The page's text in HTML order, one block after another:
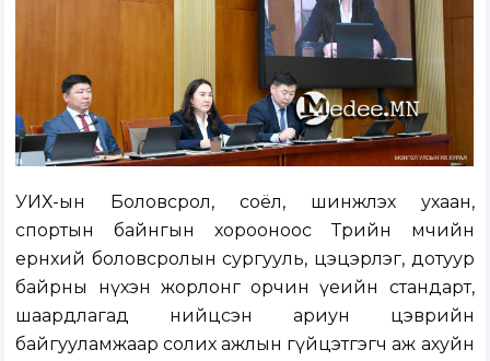
УИХ-ын Боловсрол, соёл, шинжлэх ухаан,
спортын байнгын хорооноос Төрийн өмчийн
ерөнхий боловсролын сургууль, цэцэрлэг, дотуур
байрны нүхэн жорлонг орчин үеийн стандарт,
шаардлагад нийцсэн ариун цэврийн
байгууламжаар солих ажлын гүйцэтгэгч аж ахуйн